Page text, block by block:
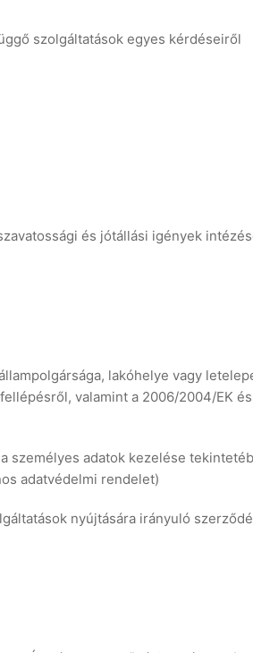
szolgáltatások egyes kérdéseiről
és jótállási igények
lakóhelye vagy
valamint a 2006/2004/EK és
a személyes adatok kezelése
adatvédelmi rendelet)
nyújtására irányuló